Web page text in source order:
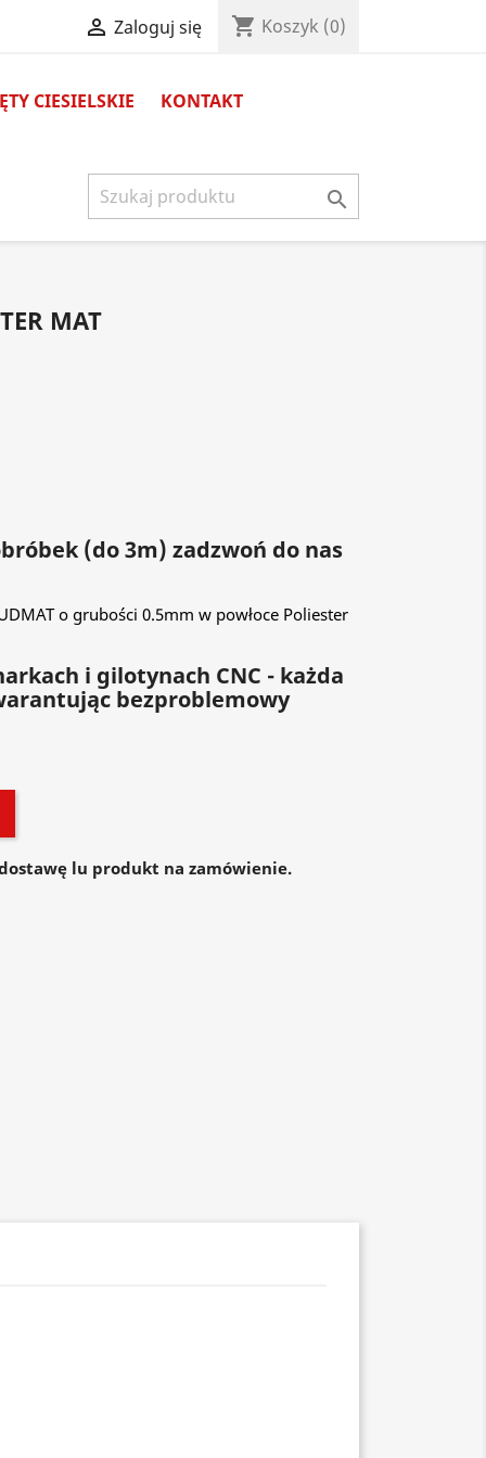
 Zaloguj się shopping_cart Koszyk (0)
CIESIELSKIE KONTAKT

MAT
(do 3m) zadzwoń do nas
o grubości 0.5mm w powłoce Poliester
i gilotynach CNC - każda
bezproblemowy
lu produkt na zamówienie.